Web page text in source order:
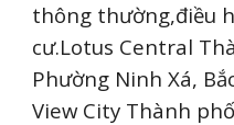
thông thường,điều
cư.Lotus Central
Phường Ninh Xá,
View City Thành